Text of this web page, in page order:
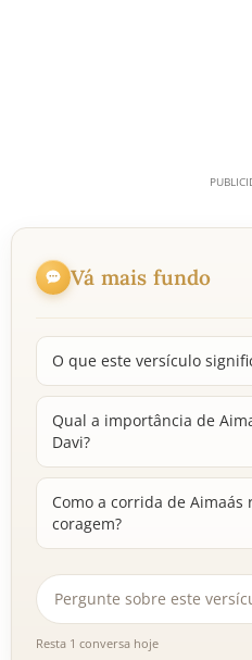
Vá mais fundo
O que este versículo
Qual a importância de
Davi?
Como a corrida de
coragem?
Resta 1 conversa hoje